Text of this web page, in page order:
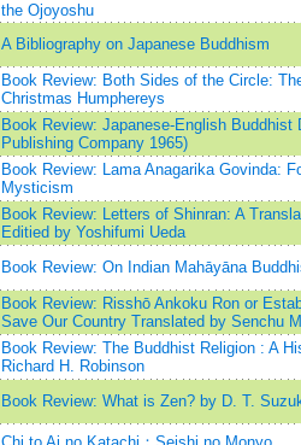
the Ojoyoshu
A Bibliography on Japanese Buddhism
Book Review: Both Sides of the Circle:
Christmas Humphereys
Book Review: Japanese-English Buddhist
Publishing Company 1965)
Book Review: Lama Anagarika Govinda:
Mysticism
Book Review: Letters of Shinran: A
Editied by Yoshifumi Ueda
Book Review: On Indian Mahāyāna
Book Review: Risshō Ankoku Ron or
Save Our Country Translated by Senchu
Book Review: The Buddhist Religion : A
Richard H. Robinson
Book Review: What is Zen? by D. T.